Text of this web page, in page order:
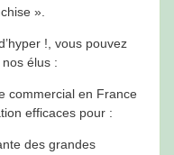
».
!, vous pouvez
élus :
commercial en France
efficaces pour :
des grandes